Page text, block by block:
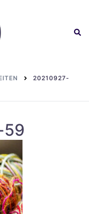
20210927-
59